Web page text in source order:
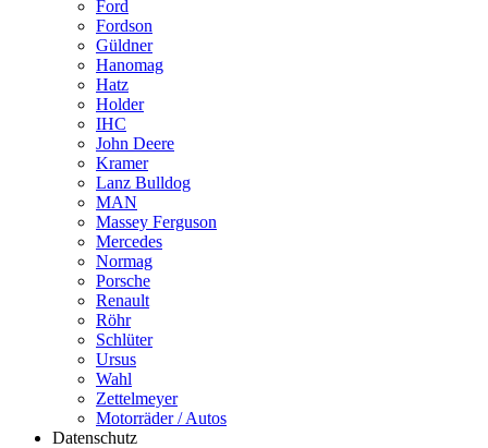
Ford
Fordson
Güldner
Hanomag
Hatz
Holder
IHC
John Deere
Kramer
Lanz Bulldog
MAN
Massey Ferguson
Mercedes
Normag
Porsche
Renault
Röhr
Schlüter
Ursus
Wahl
Zettelmeyer
Motorräder / Autos
Datenschutz